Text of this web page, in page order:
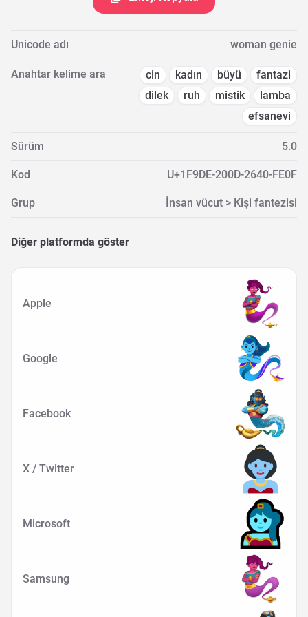
Unicode adı woman genie
Anahtar kelime ara cin kadın büyü
fantazi
dilek
ruh mistik
lamba
efsanevi
Sürüm 5.0
Kod U+1F9DE-200D-2640-FE0F
Grup İnsan vücut > Kişi fantezisi
Diğer platformda göster
Apple
Google
Facebook
X / Twitter
Microsoft
Samsung